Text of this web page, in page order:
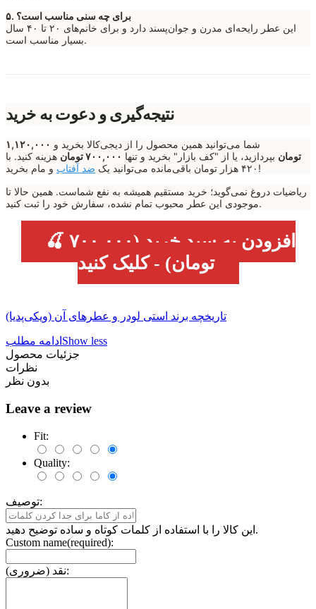
۵. برای چه سنی مناسب است؟
این عطر رایحه‌ای مدرن و جوان‌پسند دارد و برای خانم‌های ۲۰ تا ۴۰ سال
بسیار مناسب است.
نتیجه‌گیری و دعوت به خرید
شما می‌توانید همین محصول را از دیجی‌کالا بخرید و ۱,۱۲۰,۰۰۰
تومان بپردازید، یا از "کف بازار" بخرید و تنها ۷۰۰,۰۰۰ تومان
هزینه کنید. با
۴۲۰ هزار تومان باقی‌مانده می‌توانید یک
ضد آفتاب
و مام بخرید!
ریاضیات دروغ نمی‌گوید؛ خرید مستقیم همیشه به نفع شماست. همین حالا تا
موجودی این عطر محبوب تمام نشده، سفارش خود را ثبت کنید.
🍒 افزودن به سبد خرید (۷۰۰,۰۰۰
تومان) - کلیک کنید
تاریخچه برند استی لودر و عطرهای آن (ویکی‌پدیا)
ادامه مطلب Show less
جزئیات محصول
نظرات
بدون نظر
Leave a review
Fit:
Quality:
توصیف:
این کالا را با استفاده از کلمات کوتاه و ساده توضیح دهید.
Custom name(required):
نقد (ضروری):